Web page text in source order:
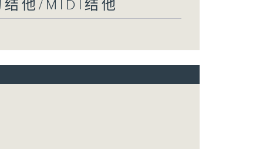
他/MIDI结他